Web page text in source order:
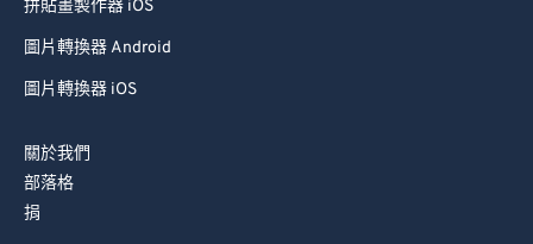
拼貼畫製作器 iOS
圖片轉換器 Android
圖片轉換器 iOS
關於我們
部落格
捐